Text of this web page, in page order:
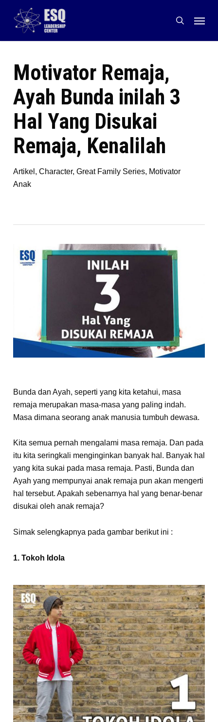
content
search
Menu
Motivator Remaja,
Ayah Bunda inilah 3
Hal Yang Disukai
Remaja, Kenalilah
Artikel , Character, Great Family Series, Motivator
Anak
Bunda dan Ayah, seperti yang kita ketahui, masa
remaja merupakan masa-masa yang paling indah.
Masa dimana seorang anak manusia tumbuh dewasa.
Kita semua pernah mengalami masa remaja. Dan pada
itu kita seringkali menginginkan banyak hal. Banyak hal
yang kita sukai pada masa remaja. Pasti, Bunda dan
Ayah yang mempunyai anak remaja pun akan mengerti
hal tersebut. Apakah sebenarnya hal yang benar-benar
disukai oleh anak remaja?
Simak selengkapnya pada gambar berikut ini :
1. Tokoh Idola